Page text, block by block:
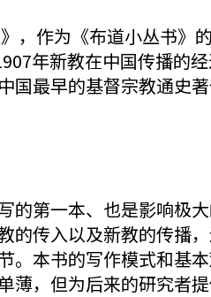
，作为《布道小丛书》
年新教在中国传播的
最早的基督宗教通史
第一本、也是影响极
传入以及新教的传播
本书的写作模式和基
薄，但为后来的研究者